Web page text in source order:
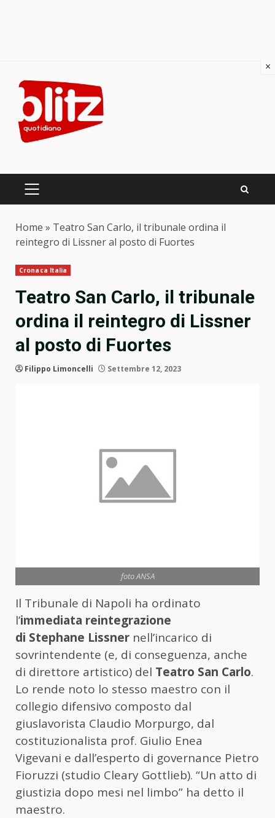
content
PRIMARY
Home » Teatro San Carlo, il tribunale ordina il
reintegro di Lissner al posto di Fuortes
Cronaca Italia
Teatro San Carlo, il tribunale
ordina il reintegro di Lissner
al posto di Fuortes
Filippo Limoncelli Settembre 12, 2023
foto ANSA
Il Tribunale di Napoli ha ordinato
l’immediata reintegrazione
di Stephane Lissner nell’incarico di
sovrintendente (e, di conseguenza, anche
di direttore artistico) del Teatro San Carlo.
Lo rende noto lo stesso maestro con il
collegio difensivo composto dal
giuslavorista Claudio Morpurgo, dal
costituzionalista prof. Giulio Enea
Vigevani e dall’esperto di governance Pietro
Fioruzzi (studio Cleary Gottlieb). “Un atto di
giustizia dopo mesi nel limbo” ha detto il
maestro.
×